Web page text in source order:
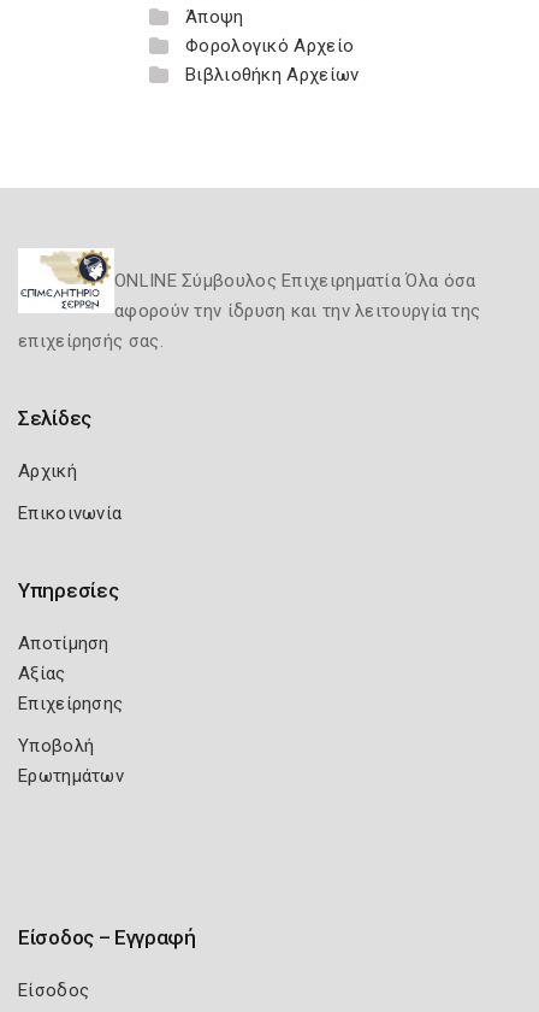
Άποψη
Φορολογικό Αρχείο
Βιβλιοθήκη Αρχείων
ONLINE Σύμβουλος Επιχειρηματία Όλα όσα
αφορούν την ίδρυση και την λειτουργία της
επιχείρησής σας.
Σελίδες
Αρχική
Επικοινωνία
Υπηρεσίες
Αποτίμηση
Αξίας
Επιχείρησης
Υποβολή
Ερωτημάτων
Είσοδος – Εγγραφή
Είσοδος